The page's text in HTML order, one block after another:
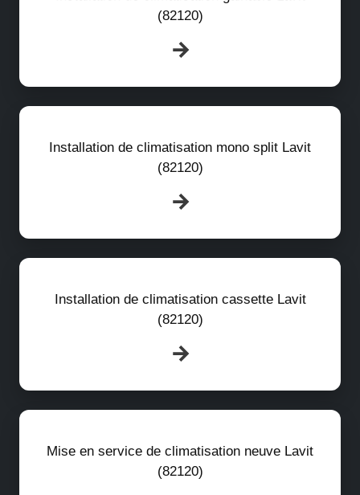
(82120)
Installation de climatisation mono split Lavit
(82120)
Installation de climatisation cassette Lavit
(82120)
Mise en service de climatisation neuve Lavit
(82120)